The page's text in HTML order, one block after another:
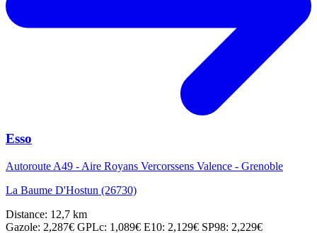
Esso
Autoroute A49 - Aire Royans Vercorssens Valence - Grenoble
La Baume D'Hostun (26730)
Distance: 12,7 km
Gazole: 2,287€ GPLc: 1,089€ E10: 2,129€ SP98: 2,229€